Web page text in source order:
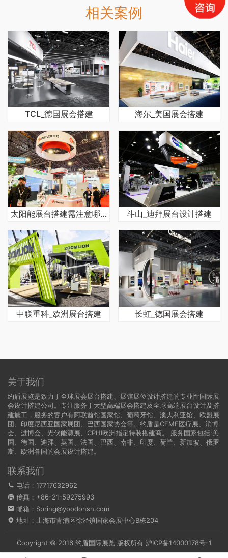
相关案例
TCL_德国展会搭建 海尔_美国展会搭建
太阳能展台搭建需注意哪些问题 斗山_迪拜展台设计搭建
中联重科_欧洲展台搭建 长虹_德国展会搭建
关于我们
约盾展览是致力于全球展会展台搭建、展馆展位设计搭建的专业性国际展
会设计搭建公司。专注服务于大型高端展会搭建及全球高端展台设计及搭
建施工，服务的客户有阿联酋馆国家馆、葡萄牙馆、澳大利亚馆、欧盟展
团、印度尼西亚国家展团、巴西国家协会等。约盾是CEMF医疗展、消博
会、进博会、光伏能源展、CPHI欧洲指定特装搭建商。 服务国家包括:美
国
德国 、迪拜、英国、法国、巴西、南非、印度、荷兰、新加坡、俄罗
斯、欧洲各国的会展设计搭建。
联系我们
电话：17717632962
传真：+86-21-59275993
邮箱：Spring@yoodonsh.com
地址：上海市青浦区徐泾镇国家会展中心B栋204
Copyright © 2016 约盾国际展览 版权所有 沪ICP备14000178号-1